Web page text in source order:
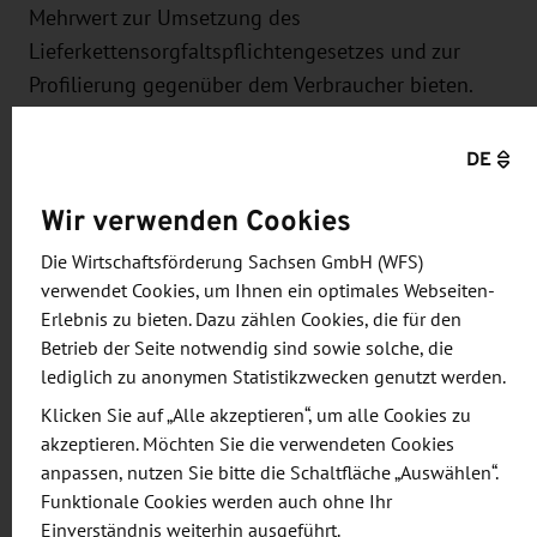
Mehrwert zur Umsetzung des
Lieferkettensorgfaltspflichtengesetzes und zur
Profilierung gegenüber dem Verbraucher bieten.
ihren innovativen Arbeiten die Jury überzeugt
Ernährungsgipfel mit den Teilnehmern über ihre
Ergebnisse und zukünftige Themen ins Gespräch
kommen konnten. Mit dem Nachwuchsforum
sollen vor allem kleine und mittelständische
Unternehmen bei den stark herausfordernden
Themen Fachkräftesicherung und
Innovationsmanagement ganz konkret unterstützt
DE
Wir verwenden Cookies
Die Wirtschaftsförderung Sachsen GmbH (WFS)
verwendet Cookies, um Ihnen ein optimales Webseiten-
Erlebnis zu bieten. Dazu zählen Cookies, die für den
Betrieb der Seite notwendig sind sowie solche, die
lediglich zu anonymen Statistikzwecken genutzt werden.
Klicken Sie auf „Alle akzeptieren“, um alle Cookies zu
akzeptieren. Möchten Sie die verwendeten Cookies
anpassen, nutzen Sie bitte die Schaltfläche „Auswählen“.
Funktionale Cookies werden auch ohne Ihr
Einverständnis weiterhin ausgeführt.